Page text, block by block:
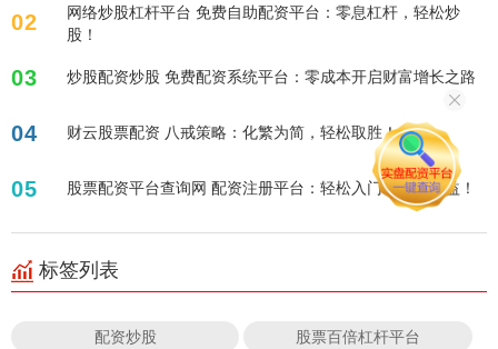
02
网络炒股杠杆平台 免费自助配资平台：零息杠杆，轻松炒
股！
03 炒股配资炒股 免费配资系统平台：零成本开启财富增长之路
04 财云股票配资 八戒策略：化繁为简，轻松取胜！
05 股票配资平台查询网 配资注册平台：轻松入门，放大收益！
标签列表
配资炒股 股票百倍杠杆平台